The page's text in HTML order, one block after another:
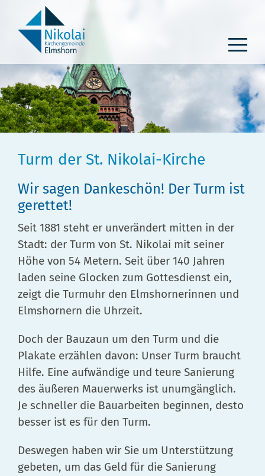
Inhalt
springen
Turm der St. Nikolai-Kirche
Wir sagen Dankeschön! Der Turm ist
gerettet!
Seit 1881 steht er unverändert mitten in der
Stadt: der Turm von St. Nikolai mit seiner
Höhe von 54 Metern. Seit über 140 Jahren
laden seine Glocken zum Gottesdienst ein,
zeigt die Turmuhr den Elmshornerinnen und
Elmshornern die Uhrzeit.
Doch der Bauzaun um den Turm und die
Plakate erzählen davon: Unser Turm braucht
Hilfe. Eine aufwändige und teure Sanierung
des äußeren Mauerwerks ist unumgänglich.
Je schneller die Bauarbeiten beginnen, desto
besser ist es für den Turm.
Deswegen haben wir Sie um Unterstützung
gebeten, um das Geld für die Sanierung